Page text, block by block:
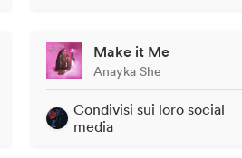
Make it Me
Anayka She
Condivisi sui loro social
media